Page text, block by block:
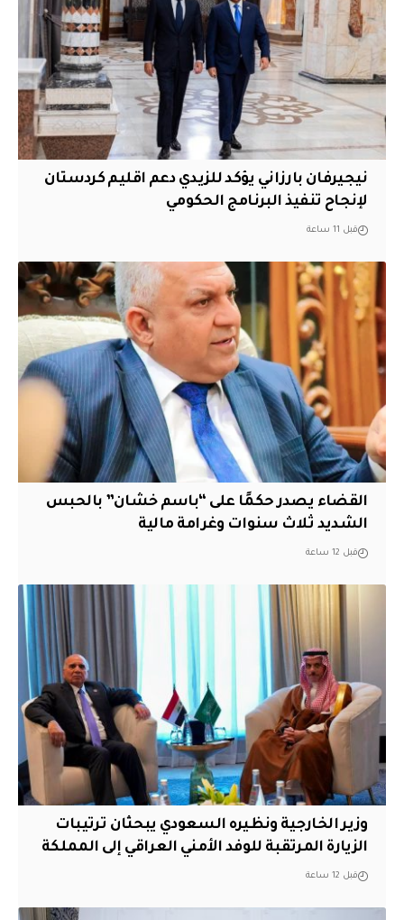
نيجيرفان بارزاني يؤكد للزيدي دعم اقليم ‏كردستان
لإنجاح تنفيذ البرنامج الحكومي
قبل 11 ساعة
القضاء يصدر حكمًا على “باسم خشان” بالحبس
الشديد ثلاث سنوات وغرامة مالية
قبل 12 ساعة
وزير الخارجية ونظيره السعودي يبحثان ترتيبات
الزيارة المرتقبة للوفد الأمني العراقي إلى المملكة
قبل 12 ساعة